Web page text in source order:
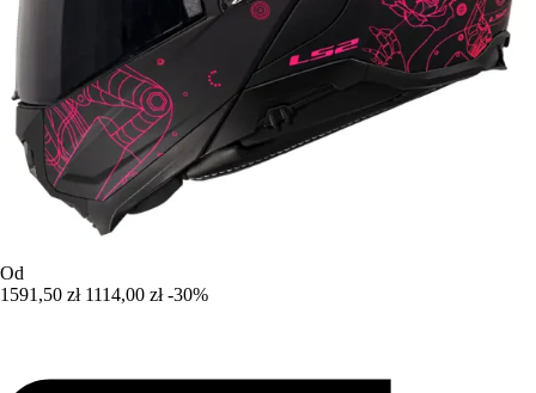
Od
1591,50 zł 1114,00 zł -30%